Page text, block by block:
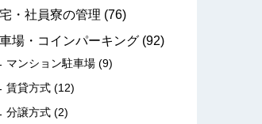
・社員寮の管理 (76)
場・コインパーキング (92)
マンション駐車場 (9)
賃貸方式 (12)
分譲方式 (2)